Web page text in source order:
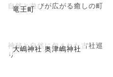
竜王町
自然と遊びが広がる癒しの町
大嶋神社 奥津嶋神社
神秘と自然に包まれた古社巡
り